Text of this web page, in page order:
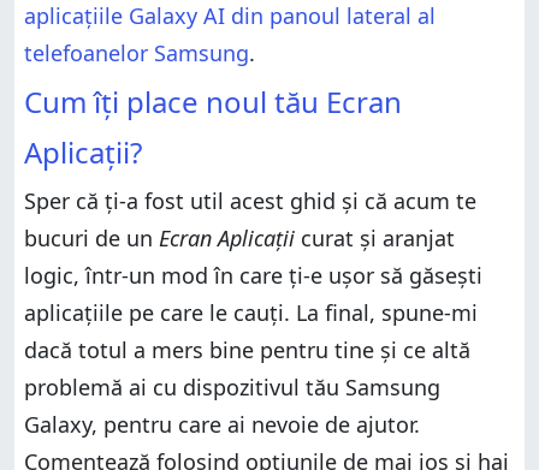
aplicațiile Galaxy AI din panoul lateral al
telefoanelor Samsung.
Cum îți place noul tău Ecran
Aplicații?
Sper că ți-a fost util acest ghid și că acum te
bucuri de un Ecran Aplicații curat și aranjat
logic, într-un mod în care ți-e ușor să găsești
aplicațiile pe care le cauți. La final, spune-mi
dacă totul a mers bine pentru tine și ce altă
problemă ai cu dispozitivul tău Samsung
Galaxy, pentru care ai nevoie de ajutor.
Comentează folosind opțiunile de mai jos și hai